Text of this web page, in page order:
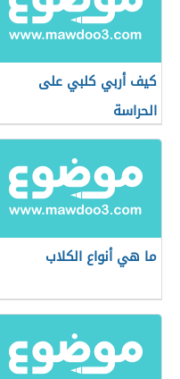
كيف أربي كلبي على
الحراسة
ما هي أنواع الكلاب